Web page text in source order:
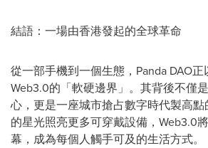
結語：一場由香港發起的全球革命
從一部手機到一個生態，Panda DAO
Web3.0的「軟硬邊界」。其背後不僅
心，更是一座城市搶占數字時代製高
的星光照亮更多可穿戴設備，Web3.0
幕，成為每個人觸手可及的生活方式。